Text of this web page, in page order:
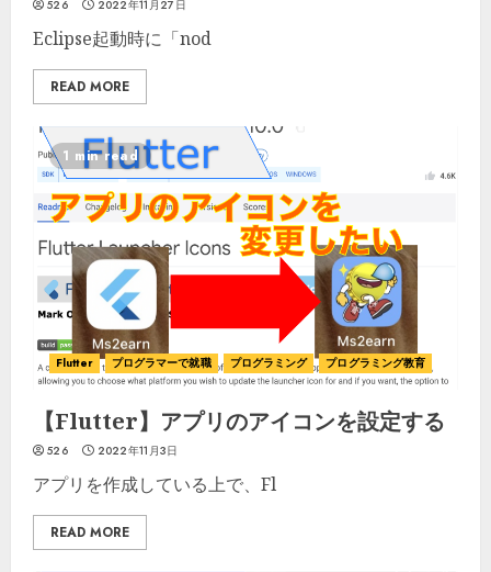
526 2022年11月27日
Eclipse起動時に「nod
READ MORE
1 min read
Flutter プログラマーで就職 プログラミング プログラミング教育
【Flutter】アプリのアイコンを設定する
526 2022年11月3日
アプリを作成している上で、Fl
READ MORE